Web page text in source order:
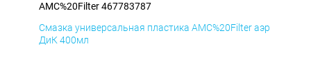
AMC%20Filter 467783787
Смазка универсальная пластика AMC%20Filter аэр
ДиК 400мл